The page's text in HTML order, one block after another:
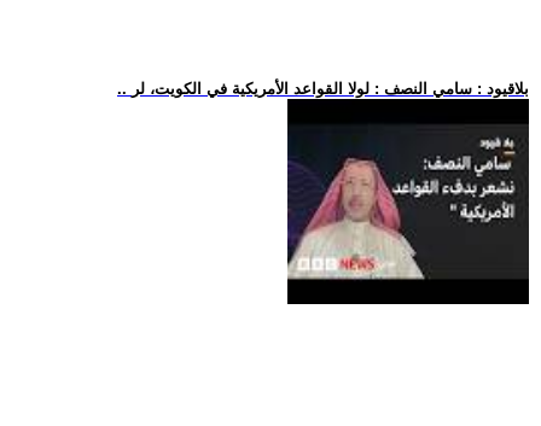
.. بلاقيود : سامي النصف : لولا القواعد الأمريكية في الكويت، لر